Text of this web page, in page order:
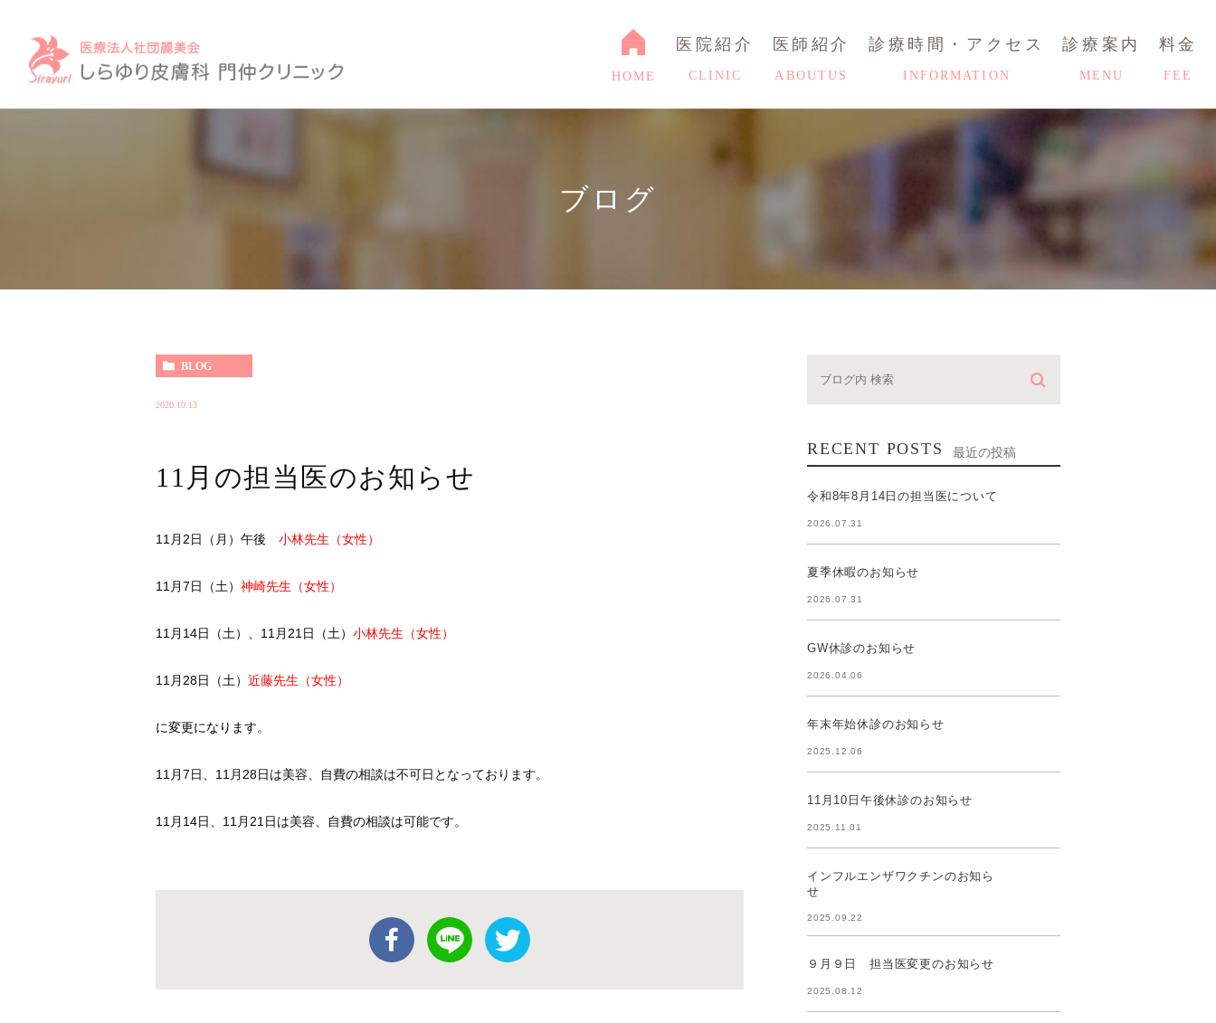
HOME
医院紹介
CLINIC
医師紹介
ABOUTUS
診療時間・アクセス
INFORMATION
診療案内
MENU
料金
FEE
ブログ
BLOG
2020.10.13
11月の担当医のお知らせ
11月2日（月）午後 小林先生（女性）
11月7日（土） 神崎先生（女性）
11月14日（土）、11月21日（土） 小林先生（女性）
11月28日（土） 近藤先生（女性）
に変更になります。
11月7日、11月28日は美容、自費の相談は不可日となっております。
11月14日、11月21日は美容、自費の相談は可能です。
RECENT POSTS 最近の投稿
令和8年8月14日の担当医について
2026.07.31
夏季休暇のお知らせ
2026.07.31
GW休診のお知らせ
2026.04.06
年末年始休診のお知らせ
2025.12.06
11月10日午後休診のお知らせ
2025.11.01
インフルエンザワクチンのお知ら
せ
2025.09.22
９月９日 担当医変更のお知らせ
2025.08.12